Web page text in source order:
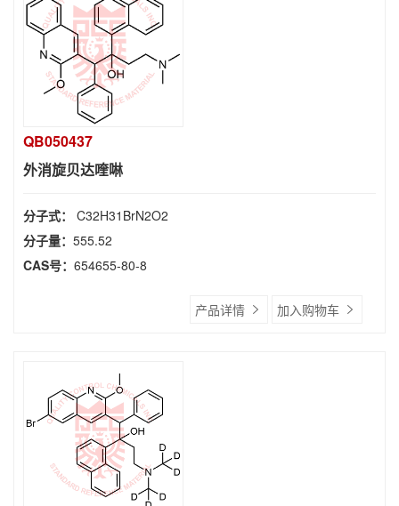
QB050437
外消旋贝达喹啉
分子式： C32H31BrN2O2
分子量： 555.52
CAS号： 654655-80-8
产品详情 加入购物车